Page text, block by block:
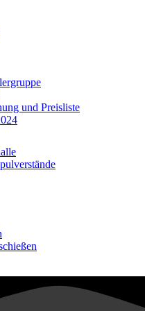
und Preisliste